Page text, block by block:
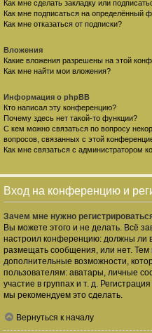
Как мне сделать закладку или
Как мне подписаться на определённый
Как мне отказаться от подписки?
Вложения
Какие вложения разрешены на этой
Как мне найти мои вложения?
Информация о phpBB
Кто написал эту конференцию?
Почему здесь нет такой-то функции?
С кем можно связаться по вопросу
вопросов, связанных с этой
Как мне связаться с администратором
Вход на конференцию и
Зачем мне нужно
Вы можете этого и не делать. Всё
настроил конференцию: должны ли
размещать сообщения, или нет. Тем
дополнительные возможности,
пользователям: аватары, личные
участие в группах и т. д.
мы рекомендуем это сделать.
Вернуться к началу